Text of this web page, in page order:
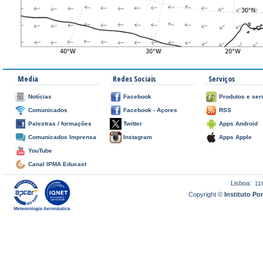
Media
Notícias
Comunicados
Palestras / formações
Comunicados Imprensa
YouTube
Canal IPMA Educast
Redes Sociais
Facebook
Facebook - Açores
Twitter
Instagram
Serviços
Produtos e
RSS
Apps Android
Apps Apple
Lisboa:
Copyright ©Instituto